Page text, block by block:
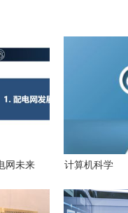
网未来
计算机
计算机科学
2018年就